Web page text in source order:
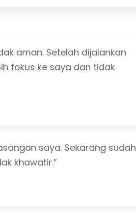
aman. Setelah dijalankan
fokus ke saya dan tidak
saya. Sekarang sudah
khawatir.”